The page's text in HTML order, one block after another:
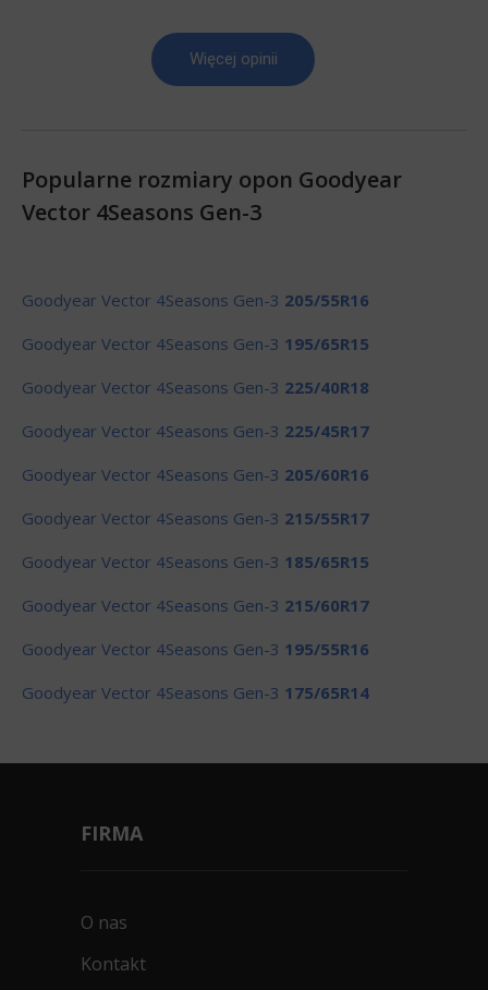
Więcej opinii
Popularne rozmiary opon Goodyear
Vector 4Seasons Gen-3
Goodyear Vector 4Seasons Gen-3 205/55R16
Goodyear Vector 4Seasons Gen-3 195/65R15
Goodyear Vector 4Seasons Gen-3 225/40R18
Goodyear Vector 4Seasons Gen-3 225/45R17
Goodyear Vector 4Seasons Gen-3 205/60R16
Goodyear Vector 4Seasons Gen-3 215/55R17
Goodyear Vector 4Seasons Gen-3 185/65R15
Goodyear Vector 4Seasons Gen-3 215/60R17
Goodyear Vector 4Seasons Gen-3 195/55R16
Goodyear Vector 4Seasons Gen-3 175/65R14
FIRMA
O nas
Kontakt